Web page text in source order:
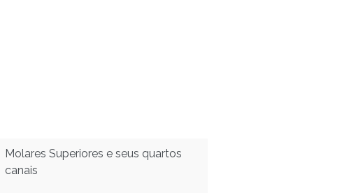
Molares Superiores e seus quartos
canais